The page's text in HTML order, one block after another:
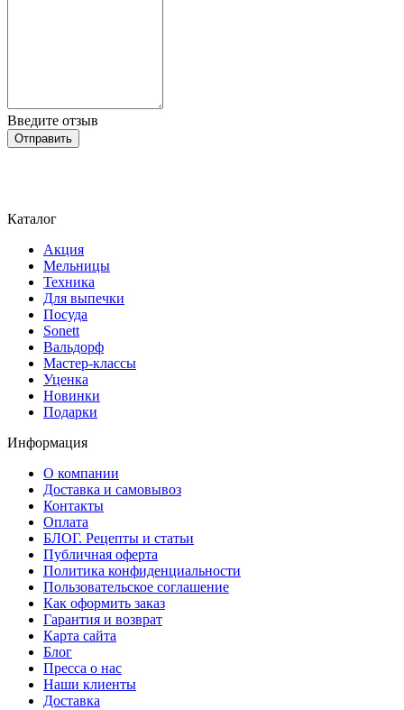
Введите отзыв
Отправить
Каталог
Акция
Мельницы
Техника
Для выпечки
Посуда
Sonett
Вальдорф
Мастер-классы
Уценка
Новинки
Подарки
Информация
О компании
Доставка и самовывоз
Контакты
Оплата
БЛОГ. Рецепты и статьи
Публичная оферта
Политика конфиденциальности
Пользовательское соглашение
Как оформить заказ
Гарантия и возврат
Карта сайта
Блог
Пресса о нас
Наши клиенты
Доставка